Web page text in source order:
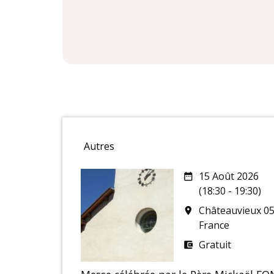
Autres
date_range
15 Août 2026
(18:30 - 19:30)
room
Châteauvieux
France
account_balance_wallet Gratuit